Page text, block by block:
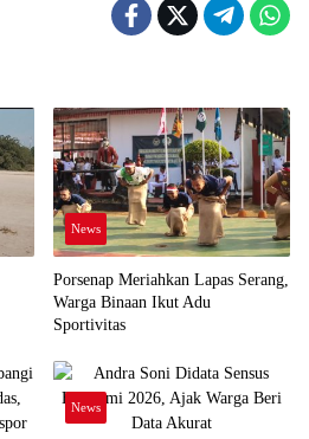
News
Porsenap Meriahkan Lapas Serang,
Warga Binaan Ikut Adu
Sportivitas
News